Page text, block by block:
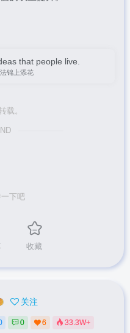
that people live.
锦上添花
载。
下吧
收藏
关注
0 6 33.3W+